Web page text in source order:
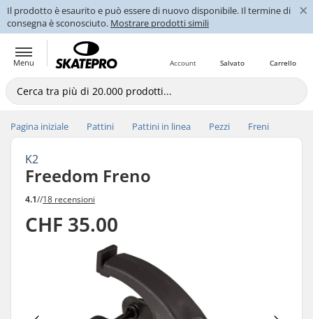
Il prodotto è esaurito e può essere di nuovo disponibile. Il termine di
consegna è sconosciuto. Mostrare prodotti simili
×
Menu Carrello
Salvato
Account
Pagina iniziale Pattini Pattini in linea Pezzi Freni
K2
Freedom Freno
4.1//18 recensioni
CHF 35.00